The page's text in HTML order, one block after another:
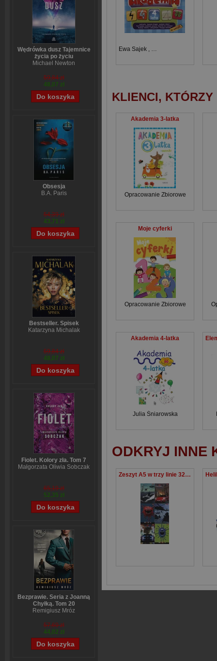
Wędrówka dusz Tajemnice
życia po życiu
Michael Newton
59,84 zł
48,07 zł
Obsesja
B.A. Paris
54,39 zł
43,71 zł
Bestseller. Spisek
Katarzyna Michalak
59,84 zł
48,07 zł
Fiolet. Kolory zła. Tom 7
Małgorzata Oliwia Sobczak
65,19 zł
52,35 zł
Bezprawie. Seria z Joanną
Chyłką. Tom 20
Remigiusz Mróz
57,60 zł
44,02 zł
Ewa Sajek
KLIENCI,
Akademia 3-latka
Opracowanie Zbiorowe
Moje cyferki
Opracowanie Zbiorowe
Akademia 4-latka
Julia Śniarowska
ODKRYJ INNE
Zeszyt A5 w trzy linie 32 kartki 15 sztuk mix